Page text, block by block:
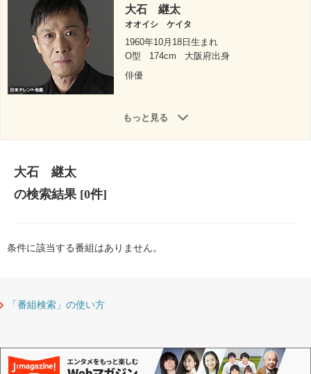
大石 継太
オオイシ ケイタ
1960年10月18日生まれ
O型
174cm
大阪府出身
俳優
もっと見る
大石 継太
の検索結果[0件]
条件に該当する番組はありません。
「番組検索」の使い方